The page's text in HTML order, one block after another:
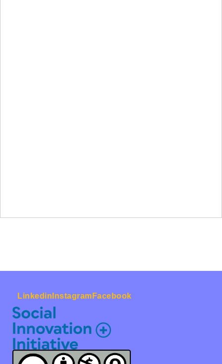
Linkedin Instagram Facebook